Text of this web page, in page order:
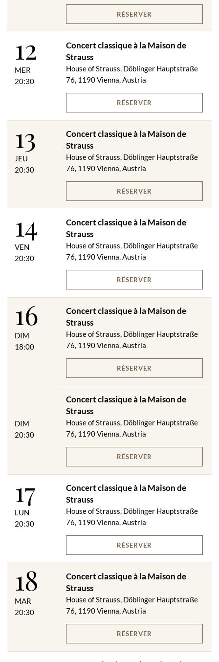
RÉSERVER
12
MER
20:30
Concert classique à la Maison de
Strauss
House of Strauss, Döblinger Hauptstraße
76, 1190 Vienna, Austria
RÉSERVER
13
JEU
20:30
Concert classique à la Maison de
Strauss
House of Strauss, Döblinger Hauptstraße
76, 1190 Vienna, Austria
RÉSERVER
14
VEN
20:30
Concert classique à la Maison de
Strauss
House of Strauss, Döblinger Hauptstraße
76, 1190 Vienna, Austria
RÉSERVER
16
DIM
18:00
Concert classique à la Maison de
Strauss
House of Strauss, Döblinger Hauptstraße
76, 1190 Vienna, Austria
RÉSERVER
DIM
20:30
Concert classique à la Maison de
Strauss
House of Strauss, Döblinger Hauptstraße
76, 1190 Vienna, Austria
RÉSERVER
17
LUN
20:30
Concert classique à la Maison de
Strauss
House of Strauss, Döblinger Hauptstraße
76, 1190 Vienna, Austria
RÉSERVER
18
MAR
20:30
Concert classique à la Maison de
Strauss
House of Strauss, Döblinger Hauptstraße
76, 1190 Vienna, Austria
RÉSERVER